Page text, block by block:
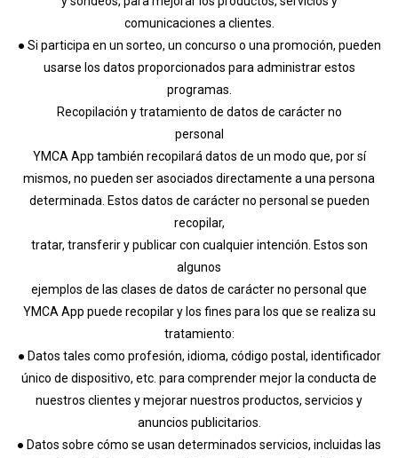
comunicaciones a clientes.
● Si participa en un sorteo, un concurso o una promoción, pueden
usarse los datos proporcionados para administrar estos
programas.
Recopilación y tratamiento de datos de carácter no
personal
YMCA App también recopilará datos de un modo que, por sí
mismos, no pueden ser asociados directamente a una persona
determinada. Estos datos de carácter no personal se pueden
recopilar,
tratar, transferir y publicar con cualquier intención. Estos son
algunos
ejemplos de las clases de datos de carácter no personal que
YMCA App puede recopilar y los fines para los que se realiza su
tratamiento:
● Datos tales como profesión, idioma, código postal, identificador
único de dispositivo, etc. para comprender mejor la conducta de
nuestros clientes y mejorar nuestros productos, servicios y
anuncios publicitarios.
● Datos sobre cómo se usan determinados servicios, incluidas las